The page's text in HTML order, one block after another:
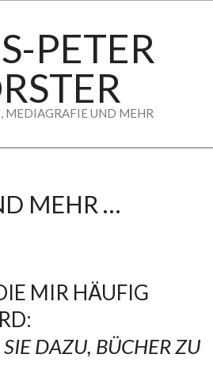
PETER
MEDIAGRAFIE UND MEHR
MEHR …
MIR HÄUFIG
DAZU, BÜCHER ZU